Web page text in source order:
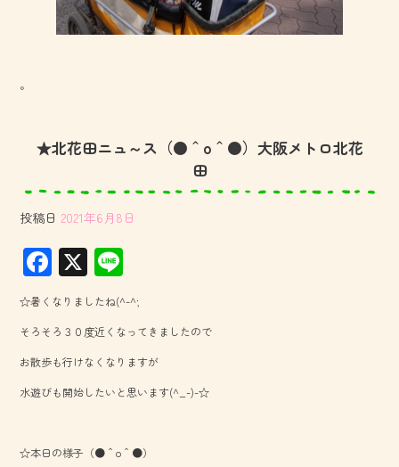
。
★北花田ニュ～ス（●＾o＾●）大阪メトロ北花
田
投稿日 2021年6月8日
F
ac
e
b
o
ok
X
ne
☆暑くなりましたね(^-^;
そろそろ３０度近くなってきましたので
お散歩も行けなくなりますが
水遊びも開始したいと思います(^_-)-☆
☆本日の様子（●＾o＾●）